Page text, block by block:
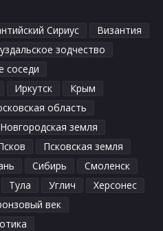
Сириус
Византия
зодчество
соседи
Иркутск
Крым
область
Новгородская земля
Псковская земля
Сибирь
Смоленск
Тула Углич
Херсонес
век